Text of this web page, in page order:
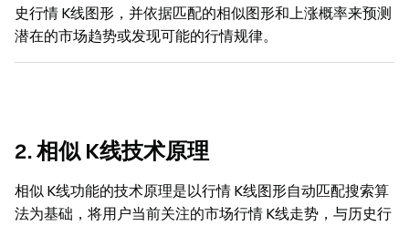
史行情 K线图形，并依据匹配的相似图形和上涨概率来预测
潜在的市场趋势或发现可能的行情规律。
2. 相似 K线技术原理
相似 K线功能的技术原理是以行情 K线图形自动匹配搜索算
法为基础，将用户当前关注的市场行情 K线走势，与历史行